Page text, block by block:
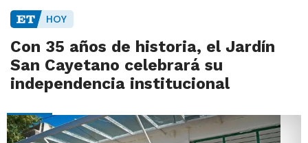
HOY
Con 35 años de historia, el Jardín
San Cayetano celebrará su
independencia institucional